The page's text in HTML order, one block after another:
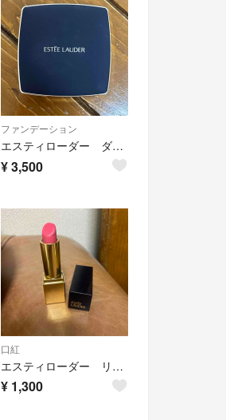
ファンデーション
エスティローダー ダブルウエア ソフトグロウマットクッション
¥3,500
口紅
エスティローダー リップ
¥ 1,300